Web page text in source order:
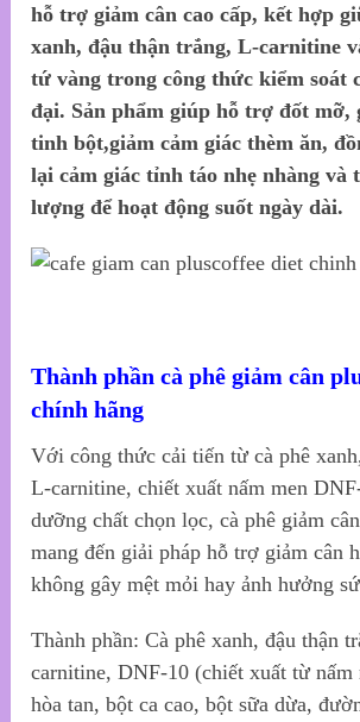
hỗ trợ giảm cân cao cấp, kết hợp
xanh, đậu thận trắng, L-carnitine
tứ vàng trong công thức kiểm soát
đại. Sản phẩm giúp hỗ trợ đốt mỡ,
tinh bột,giảm cảm giác thèm ăn,
lại cảm giác tỉnh táo nhẹ nhàng và
lượng để hoạt động suốt ngày dài.
Thành phần cà phê giảm cân
chính hãng
Với công thức cải tiến từ cà phê
L-carnitine, chiết xuất nấm men
dưỡng chất chọn lọc, cà phê giảm
mang đến giải pháp hỗ trợ giảm cân
không gây mệt mỏi hay ảnh hưởng
Thành phần: Cà phê xanh, đậu thận
carnitine, DNF-10 (chiết xuất từ nấm
hòa tan, bột ca cao, bột sữa dừa,